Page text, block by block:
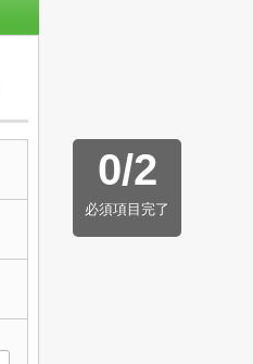
0/2
必須項目完了